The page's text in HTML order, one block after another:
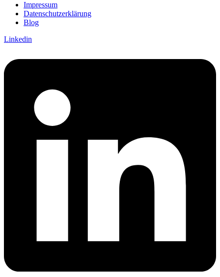
Impressum
Datenschutzerklärung
Blog
Linkedin